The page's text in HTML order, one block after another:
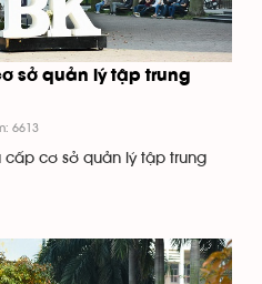
sở quản lý tập trung
6613
cấp cơ sở quản lý tập trung